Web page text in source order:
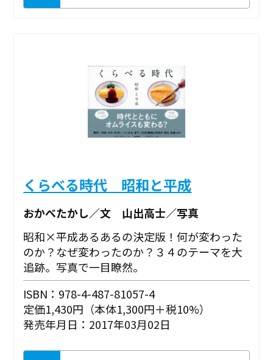
くらべる時代 昭和と平成
おかべたかし／文 山出高士／写真
昭和×平成あるあるの決定版！何が変わった
のか？なぜ変わったのか？３４のテーマを大
追跡。写真で一目瞭然。
ISBN：978-4-487-81057-4
定価1,430円（本体1,300円＋税10%）
発売年月日：2017年03月02日